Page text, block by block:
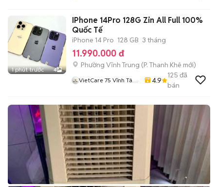
1 phút trước 4
IPhone 14Pro 128G Zin All Full 100%
Quốc Tế
iPhone 14 Pro 128 GB 3 tháng
11.990.000 đ
Phường Vĩnh Trung (P. Thanh Khê mới)
VietCare 75 Vĩnh Tân
4.9
125 đã
bán